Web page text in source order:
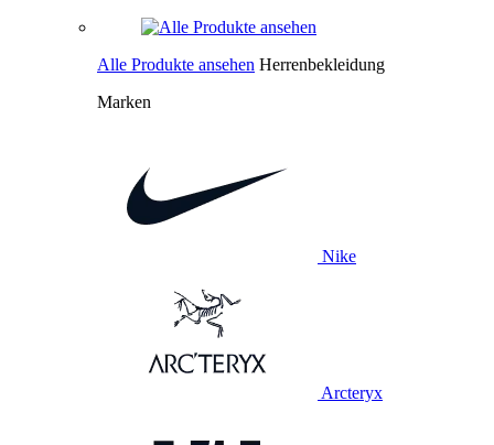
Alle Produkte ansehen Herrenbekleidung
Marken
Nike
Arcteryx